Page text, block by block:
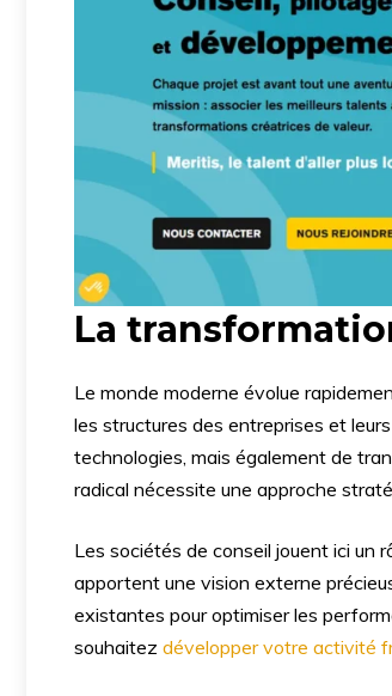
La
Le monde moderne évolue
les structures des entreprises et
technologies, mais également de
radical nécessite une approche
Les sociétés de conseil jouent ici un
apportent une vision externe
existantes pour optimiser les
souhaitez développer votre activité